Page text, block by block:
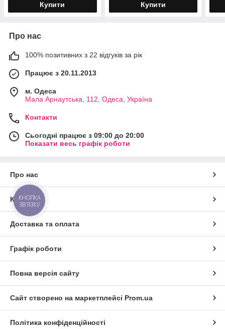
Купити Купити
Про нас
100% позитивних з 22 відгуків за рік
Працює з 20.11.2013
м. Одеса
Мала Арнаутська, 112, Одеса, Україна
Контакти
Сьогодні працює з 09:00 до 20:00
Показати весь графік роботи
Про нас
Контакти
Доставка та оплата
Графік роботи
Повна версія сайту
Сайт створено на маркетплейсі Prom.ua
Політика конфіденційності
КНОПКА
ЗВ'ЯЗКУ